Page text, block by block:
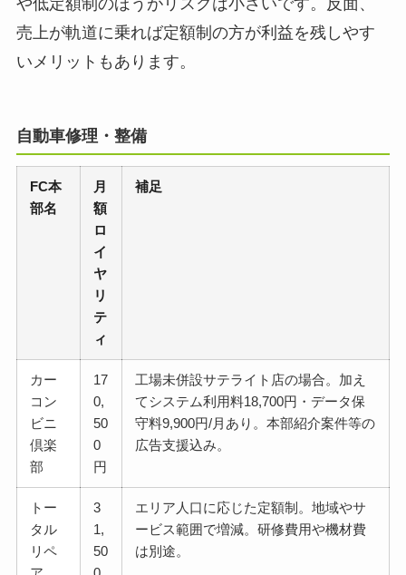
売上が軌道に乗れば定額制の方が利益を残しやす
いメリットもあります。
自動車修理・整備
FC本
部名
月
額
ロ
イ
ヤ
リ
テ
ィ
補足
カー
コン
ビニ
倶楽
部
17
0,
50
0
円
工場未併設サテライト店の場合。加え
てシステム利用料18,700円・データ保
守料9,900円/月あり。本部紹介案件等の
広告支援込み。
トー
タル
リペ
3
1,
50
エリア人口に応じた定額制。地域やサ
ービス範囲で増減。研修費用や機材費
は別途。